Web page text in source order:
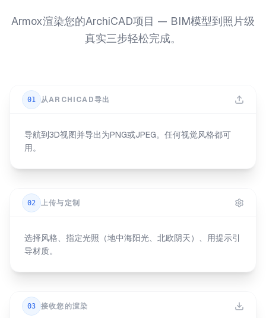
Armox渲染您的ArchiCAD项目 — BIM模型到照片级
真实三步轻松完成。
01 从ARCHICAD导出
导航到3D视图并导出为PNG或JPEG。任何视觉风格都可
用。
02 上传与定制
选择风格、指定光照（地中海阳光、北欧阴天）、用提示引
导材质。
03 接收您的渲染